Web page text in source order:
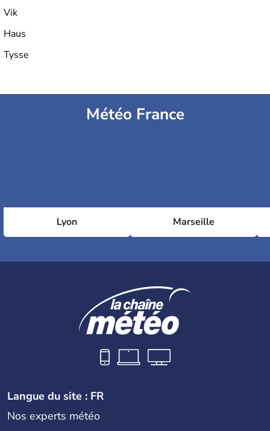
Vik
Haus
Tysse
Météo France
Lyon Marseille
Langue du site : FR
Nos experts météo